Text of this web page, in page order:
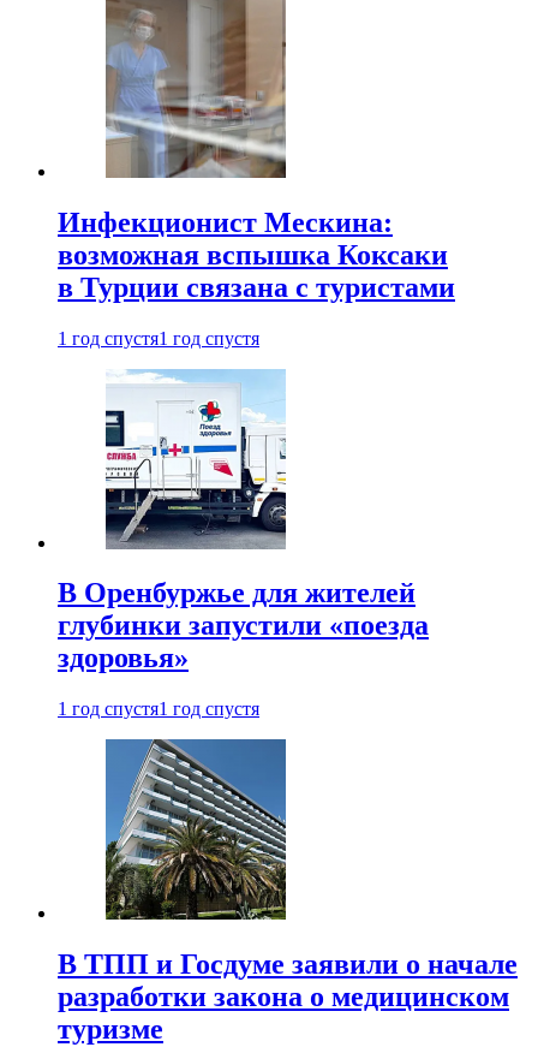
Инфекционист Мескина:
возможная вспышка Коксаки
в Турции связана с туристами
1 год спустя1 год спустя
В Оренбуржье для жителей
глубинки запустили «поезда
здоровья»
1 год спустя1 год спустя
В ТПП и Госдуме заявили о начале
разработки закона о медицинском
туризме